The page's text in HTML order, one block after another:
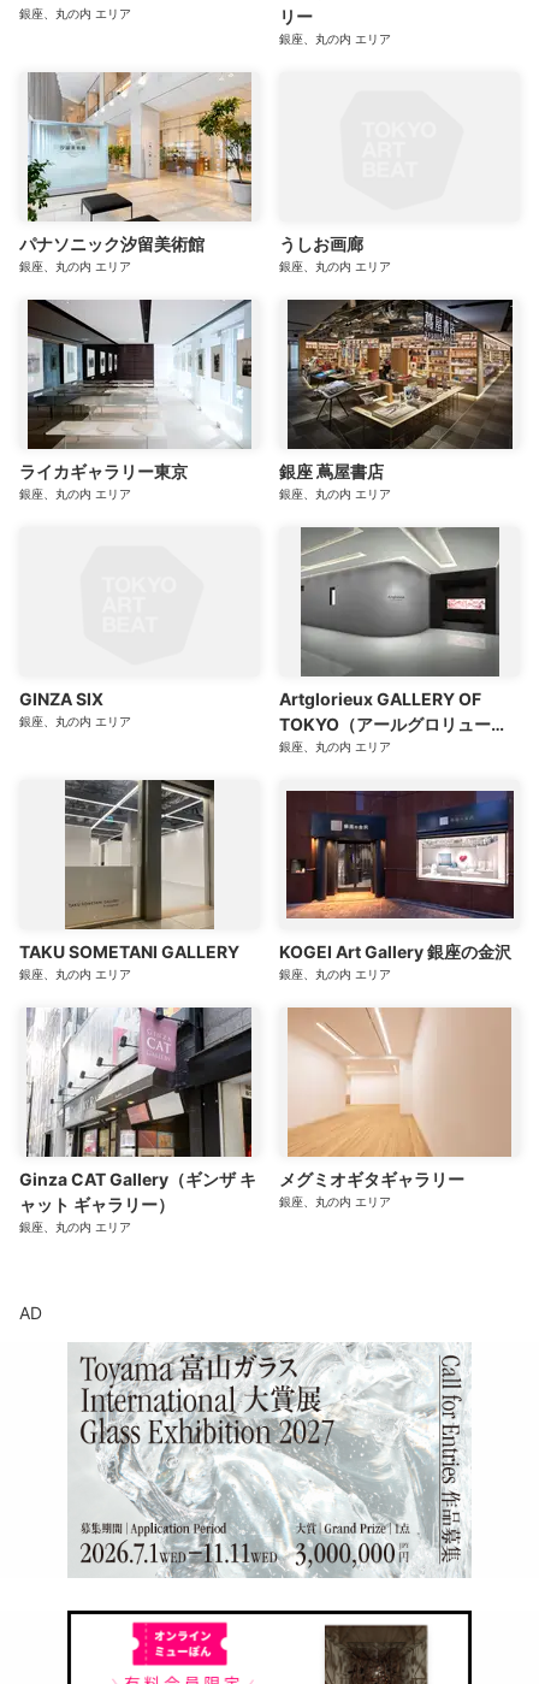
銀座、丸の内 エリア
リー
銀座、丸の内 エリア
パナソニック汐留美術館
銀座、丸の内 エリア
うしお画廊
銀座、丸の内 エリア
ライカギャラリー東京
銀座、丸の内 エリア
銀座 蔦屋書店
銀座、丸の内 エリア
GINZA SIX
銀座、丸の内 エリア
Artglorieux GALLERY OF
TOKYO（アールグロリューギ
ャラリー・オブ・トーキョー）
銀座、丸の内 エリア
TAKU SOMETANI GALLERY
銀座、丸の内 エリア
KOGEI Art Gallery 銀座の金沢
銀座、丸の内 エリア
Ginza CAT Gallery（ギンザ キ
ャット ギャラリー）
銀座、丸の内 エリア
メグミオギタギャラリー
銀座、丸の内 エリア
AD